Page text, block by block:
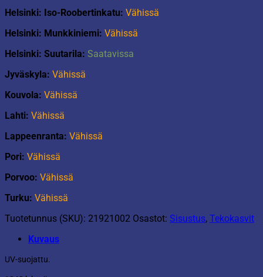
Helsinki: Iso-Roobertinkatu: Vähissä
Helsinki: Munkkiniemi: Vähissä
Helsinki: Suutarila: Saatavissa
Jyväskyla: Vähissä
Kouvola: Vähissä
Lahti: Vähissä
Lappeenranta: Vähissä
Pori: Vähissä
Porvoo: Vähissä
Turku: Vähissä
Tuotetunnus (SKU): 21921002 Osastot: Sisustus, Tekokasvit
Kuvaus
UV-suojattu.